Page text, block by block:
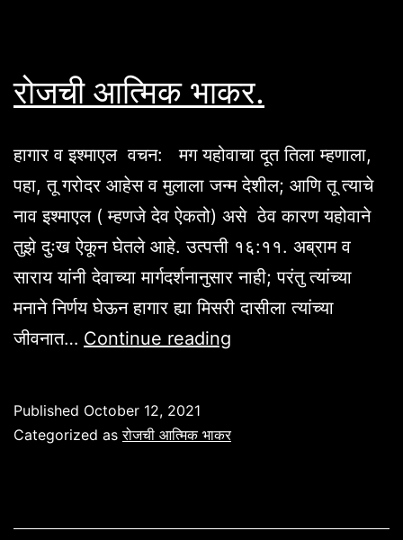
रोजची आत्मिक भाकर.
हागार व इश्माएल वचन: मग यहोवाचा दूत तिला म्हणाला,
पहा, तू गरोदर आहेस व मुलाला जन्म देशील; आणि तू त्याचे
नाव इश्माएल ( म्हणजे देव ऐकतो) असे ठेव कारण यहोवाने
तुझे दुःख ऐकून घेतले आहे. उत्पत्ती १६:११. अब्राम व
साराय यांनी देवाच्या मार्गदर्शनानुसार नाही; परंतु त्यांच्या
मनाने निर्णय घेऊन हागार ह्या मिसरी दासीला त्यांच्या
जीवनात… Continue reading
Published October 12, 2021
Categorized asरोजची आत्मिक भाकर